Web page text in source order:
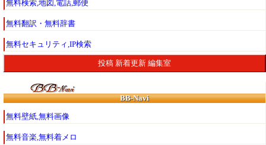
無料検索,地図,電話,郵便
無料翻訳・無料辞書
無料セキュリティ,IP検索
投稿 新着更新 編集室
BB-Navi
無料壁紙,無料画像
無料音楽,無料着メロ